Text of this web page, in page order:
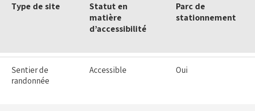
Type de site
Statut en
matière
d’accessibilité
Parc de
stationnement
Sentier de
randonnée
Accessible Oui